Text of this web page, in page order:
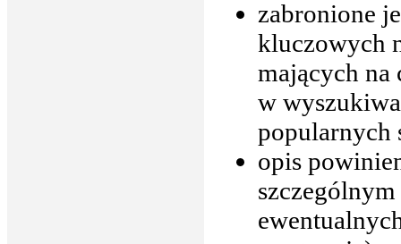
zabronione
kluczowych
mających na
w
popularnych
opis